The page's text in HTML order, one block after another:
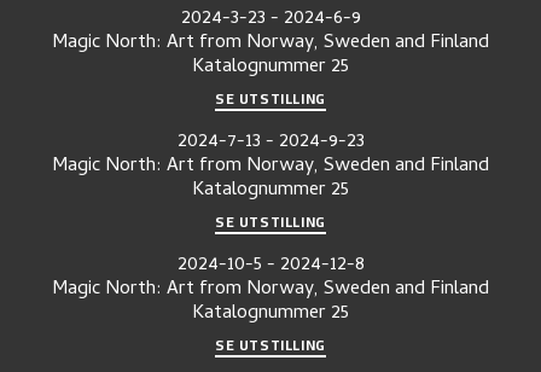
2024-3-23- 2024-6-9
Magic North: Art from Norway, Sweden and Finland
Katalognummer25
SE UTSTILLING
2024-7-13- 2024-9-23
Magic North: Art from Norway, Sweden and Finland
Katalognummer25
SE UTSTILLING
2024-10-5- 2024-12-8
Magic North: Art from Norway, Sweden and Finland
Katalognummer25
SE UTSTILLING